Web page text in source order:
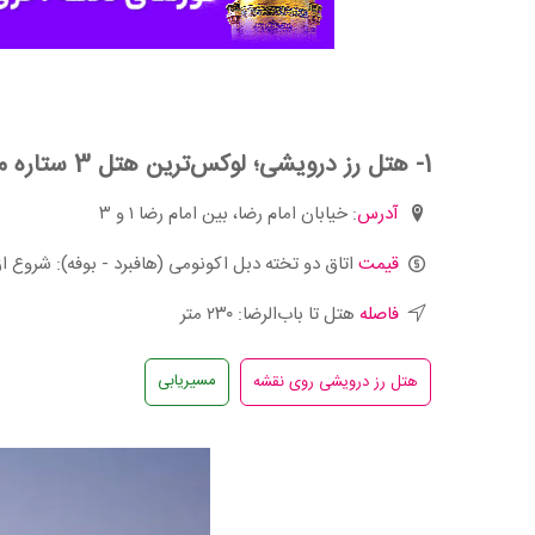
هتل ثامن؛ سه ستاره دور از حرم و نزدیک به طرقبه
1- هتل رز درویشی؛ لوکس‌ترین هتل 3 ستاره مشهد
آدرس: خیابان امام رضا، بین امام رضا ۱ و ۳
قیمت اتاق دو تخته دبل اکونومی (هافبرد - بوفه): شروع از ۳,70۰,۰۰۰
فاصله هتل تا باب‌الرضا: ۲۳۰ متر
مسیریابی